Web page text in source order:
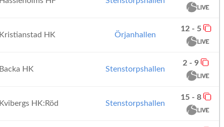
Kristianstad HK Örjanhallen
12 - 5
Backa HK Stenstorpshallen
2 - 9
Kvibergs HK:Röd Stenstorpshallen
15 - 8